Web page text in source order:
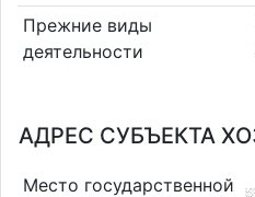
Прежние виды
деятельности
АДРЕС СУБЪЕКТА
Место государственной